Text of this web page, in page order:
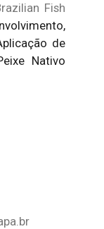
Fish
de
Nativo